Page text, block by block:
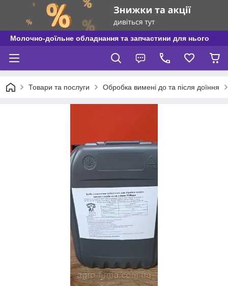
Молочно-доїльне обладнання та запчастини для нього
Товари та послуги Обробка вимені до та після доїння